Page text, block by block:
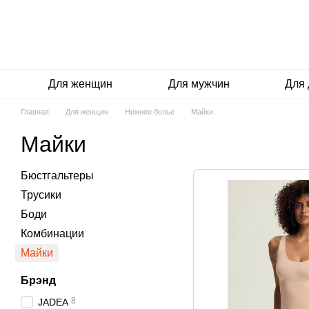
Для женщин Для мужчин Для
Главная Для женщин Нижнее белье Майки
Майки
Бюстгальтеры
Трусики
Боди
Комбинации
Майки
Брэнд
JADEA 8